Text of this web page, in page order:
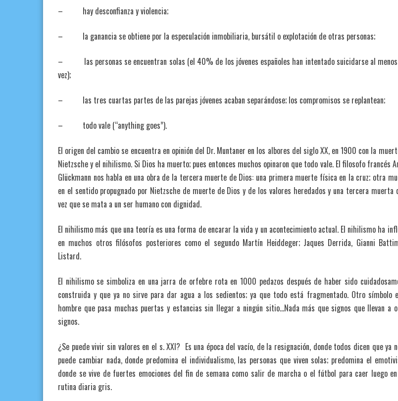
– hay desconfianza y violencia;
– la ganancia se obtiene por la especulación inmobiliaria, bursátil o explotación de otras personas;
– las personas se encuentran solas (el 40% de los jóvenes españoles han intentado suicidarse al menos
vez);
– las tres cuartas partes de las parejas jóvenes acaban separándose; los compromisos se replantean;
– todo vale (“anything goes”).
El origen del cambio se encuentra en opinión del Dr. Muntaner en los albores del siglo XX, en 1900 con la
Nietzsche y el nihilismo. Si Dios ha muerto; pues entonces muchos opinaron que todo vale. El filosofo francés
Glückmann nos habla en una obra de la tercera muerte de Dios: una primera muerte física en la cruz; otra
en el sentido propugnado por Nietzsche de muerte de Dios y de los valores heredados y una tercera muerta
vez que se mata a un ser humano con dignidad.
El nihilismo más que una teoría es una forma de encarar la vida y un acontecimiento actual. El nihilismo ha
en muchos otros filósofos posteriores como el segundo Martín Heiddeger; Jaques Derrida, Gianni
Listard.
El nihilismo se simboliza en una jarra de orfebre rota en 1000 pedazos después de haber sido
construida y que ya no sirve para dar agua a los sedientos; ya que todo está fragmentado. Otro símbolo
hombre que pasa muchas puertas y estancias sin llegar a ningún sitio…Nada más que signos que llevan a
signos.
¿Se puede vivir sin valores en el s. XXI? Es una época del vacío, de la resignación, donde todos dicen que ya
puede cambiar nada, donde predomina el individualismo, las personas que viven solas; predomina el
donde se vive de fuertes emociones del fin de semana como salir de marcha o el fútbol para caer luego
rutina diaria gris.